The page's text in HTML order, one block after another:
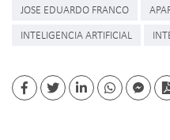
JOSE EDUARDO FRANCO
INTELIGENCIA ARTIFICIAL
FacebookTwitterLinkedinwhatsapp